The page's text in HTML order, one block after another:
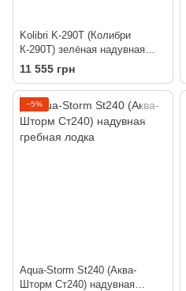
Kolibri K-290T (Колибри
К-290Т) зелёная надувная
гребная лодка, без настила
11 555 грн
−5%
Aqua-Storm St240 (Аква-
Шторм Ст240) надувная